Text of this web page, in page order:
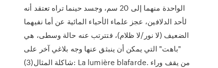
الواحدة منهما إلى 20 سم، وجسد حينما تراه تعتقد أنه
لأحد الدلافين، عجز علماء الأحياء المائية عن أما نفيهما
الضعيف (لا نور/لا ظلام)، فتترتب عنه حالة وسطى، هي
"باهت" التي يمكن أن ينبثق عنها وجه بلاغي آخر على
شاكلة المثال(3): La lumière blafarde. من يقف وراء